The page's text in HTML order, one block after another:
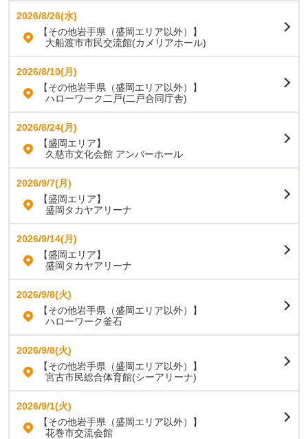
2026/8/26(水)
【その他岩手県（盛岡エリア以外）】
大船渡市市民交流館(カメリアホール)
2026/8/10(月)
【その他岩手県（盛岡エリア以外）】
ハローワーク二戸(二戸合同庁舎)
2026/8/24(月)
【盛岡エリア】
久慈市文化会館 アンバーホール
2026/9/7(月)
【盛岡エリア】
盛岡タカヤアリーナ
2026/9/14(月)
【盛岡エリア】
盛岡タカヤアリーナ
2026/9/8(火)
【その他岩手県（盛岡エリア以外）】
ハローワーク釜石
2026/9/8(火)
【その他岩手県（盛岡エリア以外）】
宮古市民総合体育館(シーアリーナ)
2026/9/1(火)
【その他岩手県（盛岡エリア以外）】
花巻市交流会館